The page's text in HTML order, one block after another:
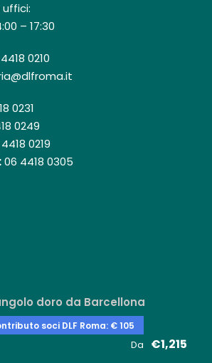
– 17:30
0210
0231
0249
0219
06 4418 0305
doro da Barcellona
soci DLF Roma: € 105
Da €1,215